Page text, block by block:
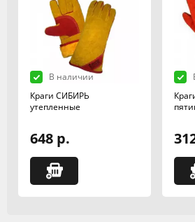
В наличии
Краги СИБИРЬ
утепленные
648 р.